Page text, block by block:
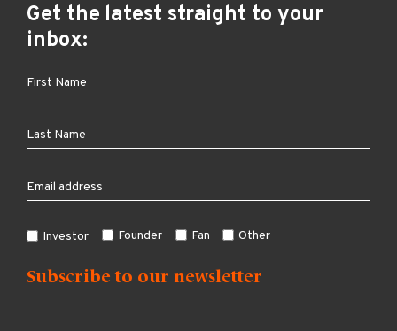
Get the latest straight to your
inbox:
Investor Founder Fan Other